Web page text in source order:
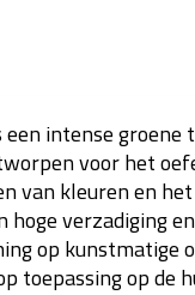
intense groene
voor het
van kleuren en
verzadiging
op kunstmatige
toepassing op de